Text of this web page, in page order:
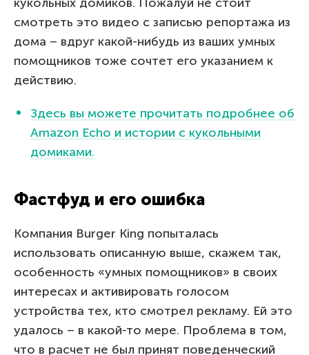
смотреть это видео с записью репортажа из
дома – вдруг какой-нибудь из ваших умных
помощников тоже сочтет его указанием к
действию.
Здесь вы можете прочитать подробнее об
Amazon Echo и истории с кукольными
домиками.
Фастфуд и его ошибка
Компания Burger King попыталась
использовать описанную выше, скажем так,
особенность «умных помощников» в своих
интересах и активировать голосом
устройства тех, кто смотрел рекламу. Ей это
удалось – в какой-то мере. Проблема в том,
что в расчет не был принят поведенческий